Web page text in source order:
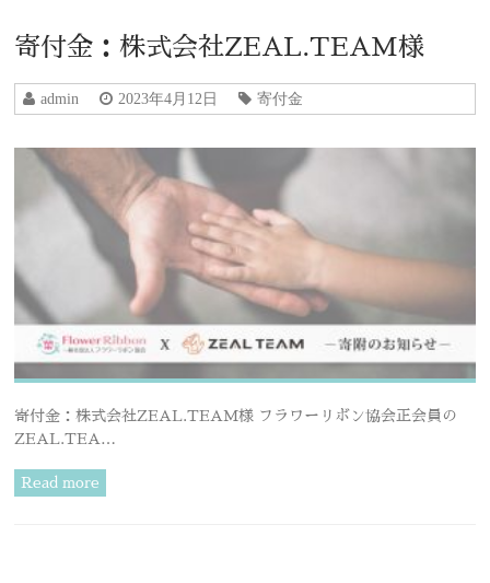
寄付金：株式会社ZEAL.TEAM様
admin 2023年4月12日 寄付金
寄付金：株式会社ZEAL.TEAM様 フラワーリボン協会正会員の
ZEAL.TEA…
Read more